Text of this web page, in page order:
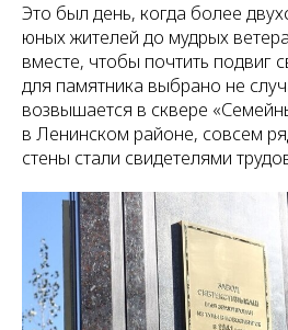
Это был день, когда более
юных жителей до мудрых
вместе, чтобы почтить подвиг
для памятника выбрано не
возвышается в сквере
в Ленинском районе, совсем
стены стали свидетелями